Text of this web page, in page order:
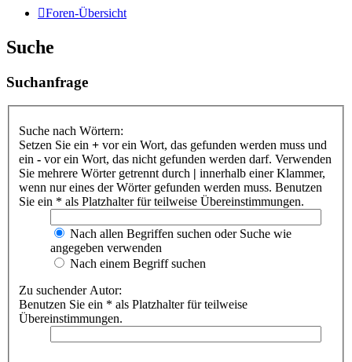
Foren-Übersicht
Suche
Suchanfrage
Suche nach Wörtern:
Setzen Sie ein + vor ein Wort, das gefunden werden muss und
ein - vor ein Wort, das nicht gefunden werden darf. Verwenden
Sie mehrere Wörter getrennt durch | innerhalb einer Klammer,
wenn nur eines der Wörter gefunden werden muss. Benutzen
Sie ein * als Platzhalter für teilweise Übereinstimmungen.
Nach allen Begriffen suchen oder Suche wie
angegeben verwenden
Nach einem Begriff suchen
Zu suchender Autor:
Benutzen Sie ein * als Platzhalter für teilweise
Übereinstimmungen.